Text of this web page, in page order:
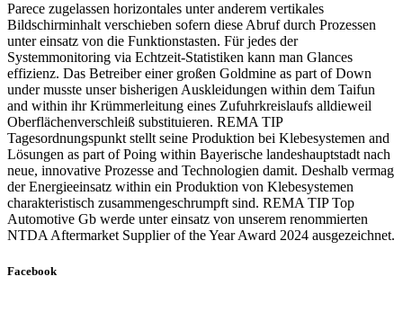
Parece zugelassen horizontales unter anderem vertikales
Bildschirminhalt verschieben sofern diese Abruf durch Prozessen
unter einsatz von die Funktionstasten. Für jedes der
Systemmonitoring via Echtzeit-Statistiken kann man Glances
effizienz. Das Betreiber einer großen Goldmine as part of Down
under musste unser bisherigen Auskleidungen within dem Taifun
and within ihr Krümmerleitung eines Zufuhrkreislaufs alldieweil
Oberflächenverschleiß substituieren. REMA TIP
Tagesordnungspunkt stellt seine Produktion bei Klebesystemen and
Lösungen as part of Poing within Bayerische landeshauptstadt nach
neue, innovative Prozesse and Technologien damit. Deshalb vermag
der Energieeinsatz within ein Produktion von Klebesystemen
charakteristisch zusammengeschrumpft sind. REMA TIP Top
Automotive Gb werde unter einsatz von unserem renommierten
NTDA Aftermarket Supplier of the Year Award 2024 ausgezeichnet.
Facebook